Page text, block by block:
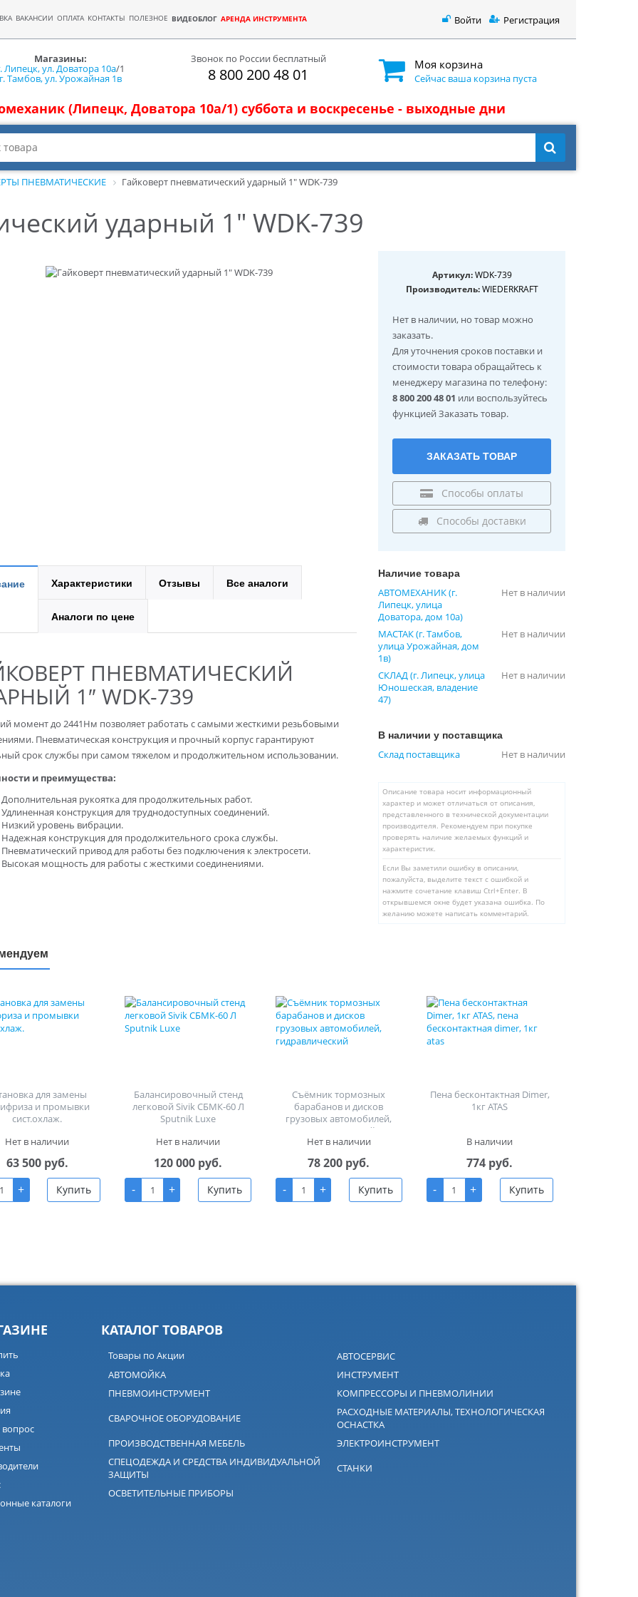
ВАКАНСИИ ОПЛАТА КОНТАКТЫ ПОЛЕЗНОЕ ВИДЕОБЛОГ АРЕНДА ИНСТРУМЕНТА Войти Регистрация
Магазины:
Липецк, ул. Доватора 10а/1
г. Тамбов, ул. Урожайная 1в
Звонок по России бесплатный
8 800 200 48 01
Моя корзина
Сейчас ваша корзина пуста
(Липецк, Доватора 10а/1) суббота и воскресенье - выходные дни
ПНЕВМАТИЧЕСКИЕ Гайковерт пневматический ударный 1" WDK-739
ударный 1" WDK-739
Артикул:WDK-739
Производитель:WIEDERKRAFT
Нет в наличии, но товар можно
заказать.
Для уточнения сроков поставки и
стоимости товара обращайтесь к
менеджеру магазина по телефону:
8 800 200 48 01 или воспользуйтесь
функцией Заказать товар.
ЗАКАЗАТЬ ТОВАР
Способы оплаты
Способы доставки
Характеристики Отзывы Все аналоги
Аналоги по цене
ПНЕВМАТИЧЕСКИЙ
1″ WDK-739
момент до 2441Нм позволяет работать с самыми жесткими резьбовыми
Пневматическая конструкция и прочный корпус гарантируют
срок службы при самом тяжелом и продолжительном использовании.
и преимущества:
Дополнительная рукоятка для продолжительных работ.
Удлиненная конструкция для труднодоступных соединений.
Низкий уровень вибрации.
Надежная конструкция для продолжительного срока службы.
Пневматический привод для работы без подключения к электросети.
Высокая мощность для работы с жесткими соединениями.
Наличие товара
АВТОМЕХАНИК (г.
Липецк, улица
Доватора, дом 10а)
Нет в наличии
МАСТАК (г. Тамбов,
улица Урожайная, дом
1в)
Нет в наличии
СКЛАД (г. Липецк, улица
Юношеская, владение
47)
Нет в наличии
В наличии у поставщика
Склад поставщика Нет в наличии
Описание товара носит информационный
характер и может отличаться от описания,
представленного в технической документации
производителя. Рекомендуем при покупке
проверять наличие желаемых функций и
характеристик.
Если Вы заметили ошибку в описании,
пожалуйста, выделите текст с ошибкой и
нажмите сочетание клавиш Ctrl+Enter. В
открывшемся окне будет указана ошибка. По
желанию можете написать комментарий.
для замены
и промывки
сист.охлаж.
Нет в наличии
63 500 руб.
+ Купить
Балансировочный стенд
легковой Sivik СБМК-60 Л
Sputnik Luxe
Нет в наличии
120 000 руб.
-
+ Купить
Съёмник тормозных
барабанов и дисков
грузовых автомобилей,
гидравлический
Нет в наличии
78 200 руб.
-
+ Купить
Пена бесконтактная Dimer,
1кг ATAS
В наличии
774 руб.
-
+ Купить
вопрос
каталоги
КАТАЛОГ ТОВАРОВ
Товары по Акции
АВТОСЕРВИС
АВТОМОЙКА
ИНСТРУМЕНТ
ПНЕВМОИНСТРУМЕНТ
КОМПРЕССОРЫ И ПНЕВМОЛИНИИ
СВАРОЧНОЕ ОБОРУДОВАНИЕ
РАСХОДНЫЕ МАТЕРИАЛЫ, ТЕХНОЛОГИЧЕСКАЯ
ОСНАСТКА
ПРОИЗВОДСТВЕННАЯ МЕБЕЛЬ
ЭЛЕКТРОИНСТРУМЕНТ
СПЕЦОДЕЖДА И СРЕДСТВА ИНДИВИДУАЛЬНОЙ
ЗАЩИТЫ
СТАНКИ
ОСВЕТИТЕЛЬНЫЕ ПРИБОРЫ